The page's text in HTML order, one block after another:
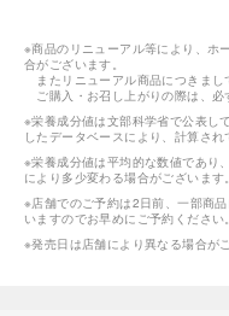
※商品のリニューアル等により、ホ
合がございます。
またリニューアル商品につきまし
ご購入・お召し上がりの際は、必
※栄養成分値は文部科学省で公表し
したデータベースにより、計算され
※栄養成分値は平均的な数値であり
により多少変わる場合がございます。
※店舗でのご予約は2日前、一部商
いますのでお早めにご予約ください。
※発売日は店舗により異なる場合が